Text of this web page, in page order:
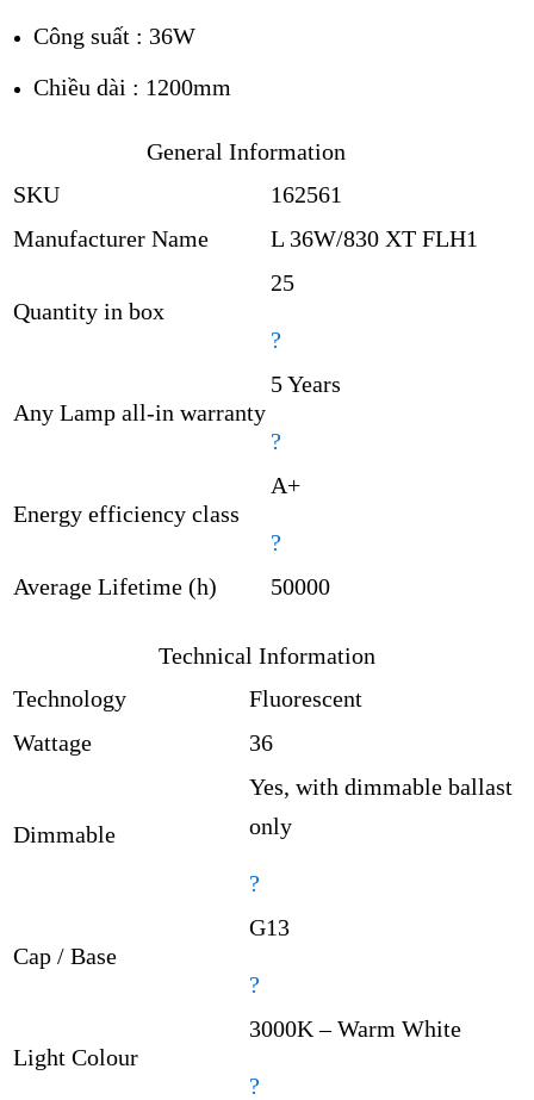
Công suất : 36W
Chiều dài : 1200mm
General Information
SKU
162561
Manufacturer Name
L 36W/830 XT FLH1
Quantity in box
25
?
Any Lamp all-in warranty
5 Years
?
Energy efficiency class
A+
?
Average Lifetime (h)
50000
Technical Information
Technology
Fluorescent
Wattage
36
Dimmable
Yes, with dimmable ballast
only
?
Cap / Base
G13
?
Light Colour
3000K – Warm White
?